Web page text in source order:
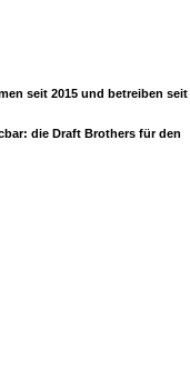
seit 2015 und betreiben seit
die Draft Brothers für den